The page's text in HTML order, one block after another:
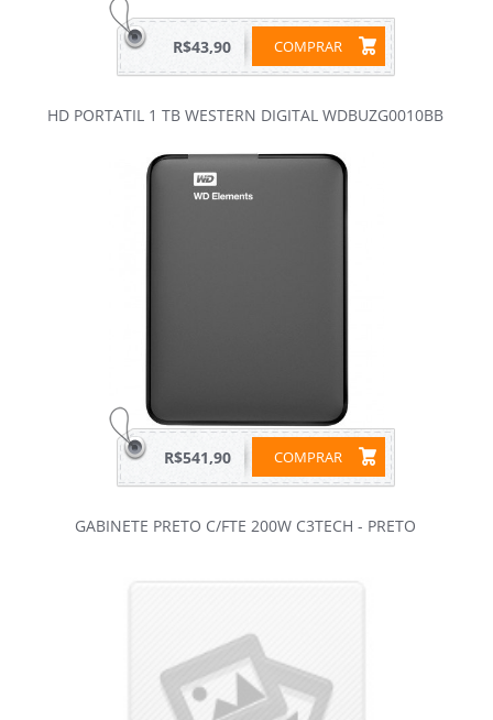
COMPRAR
R$43,90
HD PORTATIL 1 TB WESTERN DIGITAL WDBUZG0010BB
COMPRAR
R$541,90
GABINETE PRETO C/FTE 200W C3TECH - PRETO